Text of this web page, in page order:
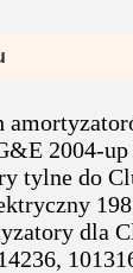
2004-up
tylne do
dla